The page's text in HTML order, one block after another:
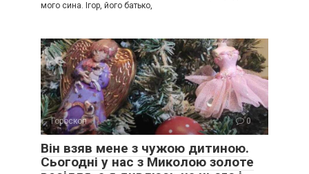
мого сина. Ігор, його батько,
Гороскоп 0
Він взяв мене з чужою дитиною.
Сьогодні у нас з Миколою золоте